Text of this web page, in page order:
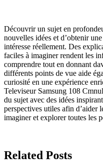
Découvrir un sujet en
nouvelles idées et d’obtenir
intéresse réellement. Des
faciles à imaginer rendent les
comprendre tout en donnant
différents points de vue aide
curiosité en une expérience
Televiseur Samsung 108
du sujet avec des idées
perspectives utiles afin d’aider
imaginer et explorer toutes les
Related Posts